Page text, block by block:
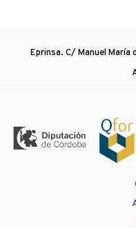
Eprinsa. C/ Manuel María